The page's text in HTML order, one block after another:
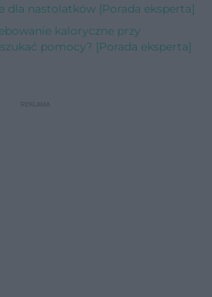
dla nastolatków [Porada eksperta]
kaloryczne przy
pomocy? [Porada eksperta]